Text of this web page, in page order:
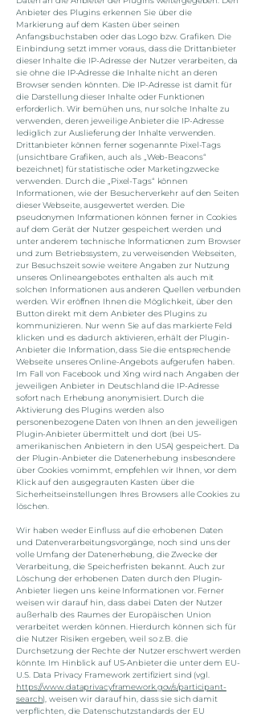
Anbieter des Plugins erkennen Sie über die
Markierung auf dem Kasten über seinen
Anfangsbuchstaben oder das Logo bzw. Grafiken. Die
Einbindung setzt immer voraus, dass die Drittanbieter
dieser Inhalte die IP-Adresse der Nutzer verarbeiten, da
sie ohne die IP-Adresse die Inhalte nicht an deren
Browser senden könnten. Die IP-Adresse ist damit für
die Darstellung dieser Inhalte oder Funktionen
erforderlich. Wir bemühen uns, nur solche Inhalte zu
verwenden, deren jeweilige Anbieter die IP-Adresse
lediglich zur Auslieferung der Inhalte verwenden.
Drittanbieter können ferner sogenannte Pixel-Tags
(unsichtbare Grafiken, auch als „Web-Beacons“
bezeichnet) für statistische oder Marketingzwecke
verwenden. Durch die „Pixel-Tags“ können
Informationen, wie der Besucherverkehr auf den Seiten
dieser Webseite, ausgewertet werden. Die
pseudonymen Informationen können ferner in Cookies
auf dem Gerät der Nutzer gespeichert werden und
unter anderem technische Informationen zum Browser
und zum Betriebssystem, zu verweisenden Webseiten,
zur Besuchszeit sowie weitere Angaben zur Nutzung
unseres Onlineangebotes enthalten als auch mit
solchen Informationen aus anderen Quellen verbunden
werden. Wir eröffnen Ihnen die Möglichkeit, über den
Button direkt mit dem Anbieter des Plugins zu
kommunizieren. Nur wenn Sie auf das markierte Feld
klicken und es dadurch aktivieren, erhält der Plugin-
Anbieter die Information, dass Sie die entsprechende
Webseite unseres Online-Angebots aufgerufen haben.
Im Fall von Facebook und Xing wird nach Angaben der
jeweiligen Anbieter in Deutschland die IP-Adresse
sofort nach Erhebung anonymisiert. Durch die
Aktivierung des Plugins werden also
personenbezogene Daten von Ihnen an den jeweiligen
Plugin-Anbieter übermittelt und dort (bei US-
amerikanischen Anbietern in den USA) gespeichert. Da
der Plugin-Anbieter die Datenerhebung insbesondere
über Cookies vornimmt, empfehlen wir Ihnen, vor dem
Klick auf den ausgegrauten Kasten über die
Sicherheitseinstellungen Ihres Browsers alle Cookies zu
löschen.
Wir haben weder Einfluss auf die erhobenen Daten
und Datenverarbeitungsvorgänge, noch sind uns der
volle Umfang der Datenerhebung, die Zwecke der
Verarbeitung, die Speicherfristen bekannt. Auch zur
Löschung der erhobenen Daten durch den Plugin-
Anbieter liegen uns keine Informationen vor. Ferner
weisen wir darauf hin, dass dabei Daten der Nutzer
außerhalb des Raumes der Europäischen Union
verarbeitet werden können. Hierdurch können sich für
die Nutzer Risiken ergeben, weil so z.B. die
Durchsetzung der Rechte der Nutzer erschwert werden
könnte. Im Hinblick auf US-Anbieter die unter dem EU-
U.S. Data Privacy Framework zertifiziert sind (vgl.
https://www.dataprivacyframework.gov/s/participant-
search), weisen wir darauf hin, dass sie sich damit
verpflichten, die Datenschutzstandards der EU